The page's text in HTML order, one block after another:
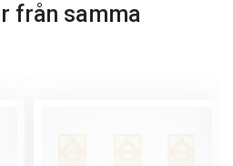
från samma